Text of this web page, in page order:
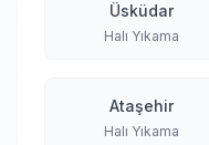
Üsküdar
Halı Yıkama
Ataşehir
Halı Yıkama